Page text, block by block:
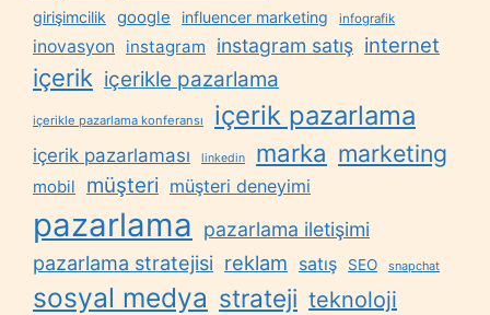
girişimcilik google influencer marketing infografik
inovasyon instagram instagram satış internet
içerik içerikle pazarlama
içerikle pazarlama konferansı içerik pazarlama
içerik pazarlaması linkedin marka marketing
mobil müşteri müşteri deneyimi
pazarlama
pazarlama iletişimi
pazarlama stratejisi reklam satış SEO snapchat
sosyal medya strateji teknoloji